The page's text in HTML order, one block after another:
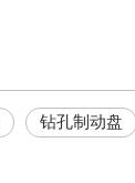
钻孔制动盘